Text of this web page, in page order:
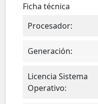
Ficha técnica
Procesador:
Generación:
Licencia Sistema
Operativo: